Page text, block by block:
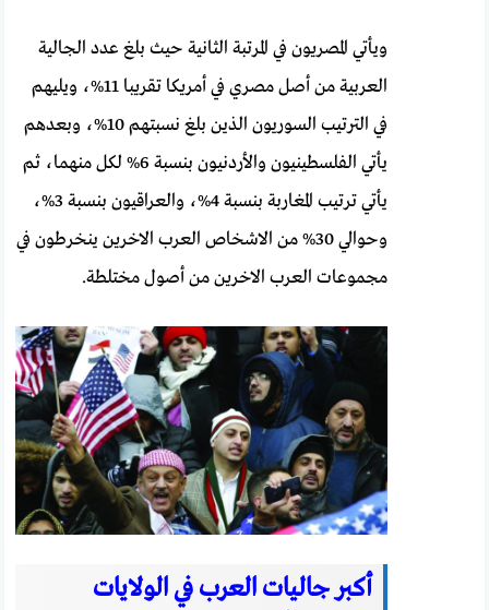
ويأتي المصريون في المرتبة الثانية حيث بلغ عدد الجالية
العربية من أصل مصري في أمريكا تقريبا 11%، ويليهم
في الترتيب السوريون الذين بلغ نسبتهم 10%، وبعدهم
يأتي الفلسطينيون والأردنيون بنسبة 6% لكل منهما، ثم
يأتي ترتيب المغاربة بنسبة 4%، والعراقيون بنسبة 3%،
وحوالي 30% من الاشخاص العرب الاخرين ينخرطون في
مجموعات العرب الاخرين من أصول مختلطة.
أكبر جاليات العرب في الولايات